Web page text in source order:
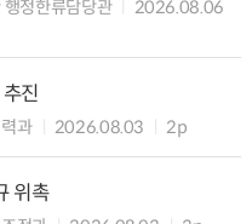
정한류담당관
2026.08.06
진
과 2026.08.03 2p
위촉